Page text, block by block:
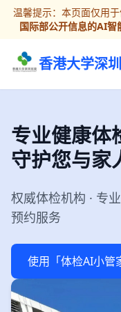
温馨提示：本页面仅用
国际部公开信息的AI智
香港大学深
专业健康体
守护您与家
权威体检机构 · 专
预约服务
使用「体检AI小管